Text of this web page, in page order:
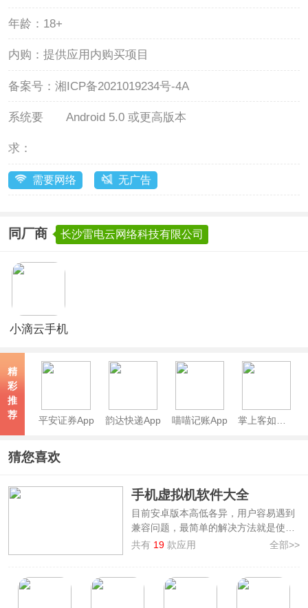
年龄： 18+
内购： 提供应用内购买项目
备案号： 湘ICP备2021019234号-4A
系统要
求：
Android 5.0 或更高版本
需要网络 无广告
同厂商 长沙雷电云网络科技有限公司
小滴云手机
精
彩
推
荐
平安证券App 韵达快递App 喵喵记账App
猜您喜欢
手机虚拟机软件大全
目前安卓版本高低各异，用户容易遇到
兼容问题，最简单的解决方法就是使用
虚拟机。虚拟机
是一种基于虚拟化技术
小编带来了
手机虚拟机软件大全
，其中
共有 19 款应用 全部>>